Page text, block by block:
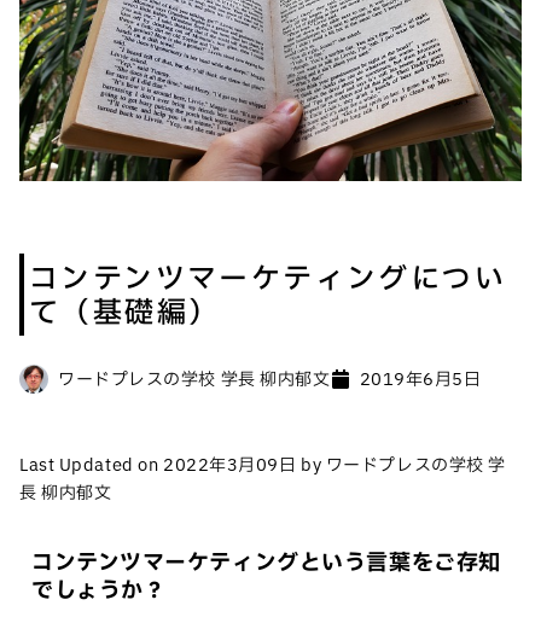
コンテンツマーケティングについ
て（基礎編）
ワードプレスの学校 学長 柳内郁文 2019年6月5日
Last Updated on 2022年3月09日 by ワードプレスの学校 学
長 柳内郁文
コンテンツマーケティングという言葉をご存知
でしょうか？